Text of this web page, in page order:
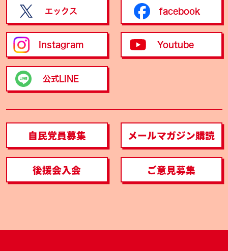
エックス facebook
Instagram Youtube
公式LINE
自民党員募集 メールマガジン購読
後援会入会 ご意見募集